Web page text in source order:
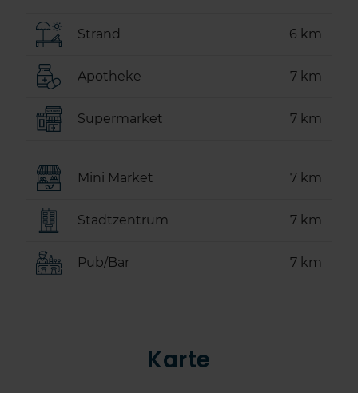
Strand 6 km
Apotheke 7 km
Supermarket 7 km
Mini Market 7 km
Stadtzentrum 7 km
Pub/Bar 7 km
Karte